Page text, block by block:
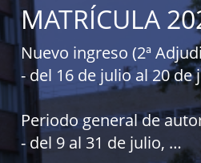
y
Alumnos
Secretaría
Información / Conserjería
Taller
Espacios de docencia
Espacios comunes
MATRÍCULA
Nuevo ingreso (2ª
- del 16 de julio al 20 de
Periodo general de
- del 9 al 31 de julio,